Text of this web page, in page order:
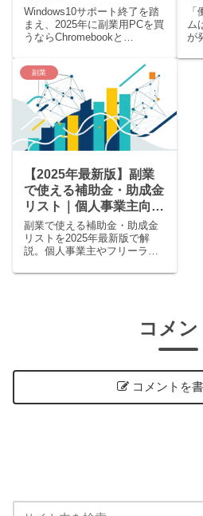
ポート終了を踏まえた
PC比較とおすすめモデ
ル
Windows10サポート終了を踏
まえ、2025年に副業用PCを買
うならChromebookと
選ぶべきかを徹底比較。用途
別おすすめモデルも紹介しま
す。
ム
が
は
副業
【2025年最新版】副業
で使える補助金・助成金
リスト｜個人事業主向け
に申請のコツも解説
副業で使える補助金・助成金
リストを2025年最新版で解
説。個人事業主やフリーラン
PC購入やWebサイト制作費用
コメン
コメントを